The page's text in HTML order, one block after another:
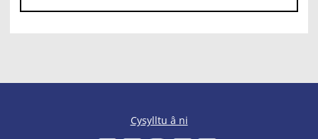
Cysylltu â ni